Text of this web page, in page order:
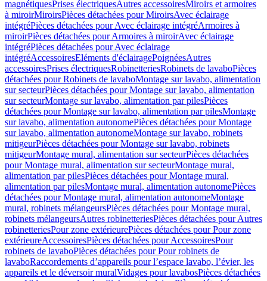
magnétiquesPrises électriquesAutres accessoiresMiroirs et armoires
à miroirMiroirsPièces détachées pour MiroirsAvec éclairage
intégréPièces détachées pour Avec éclairage intégréArmoires à
miroirPièces détachées pour Armoires à miroirAvec éclairage
intégréPièces détachées pour Avec éclairage
intégréAccessoiresEléments d'éclairagePoignéesAutres
accessoiresPrises électriquesRobinetteriesRobinets de lavaboPièces
détachées pour Robinets de lavaboMontage sur lavabo, alimentation
sur secteurPièces détachées pour Montage sur lavabo, alimentation
sur secteurMontage sur lavabo, alimentation par pilesPièces
détachées pour Montage sur lavabo, alimentation par pilesMontage
sur lavabo, alimentation autonomePièces détachées pour Montage
sur lavabo, alimentation autonomeMontage sur lavabo, robinets
mitigeurPièces détachées pour Montage sur lavabo, robinets
mitigeurMontage mural, alimentation sur secteurPièces détachées
pour Montage mural, alimentation sur secteurMontage mural,
alimentation par pilesPièces détachées pour Montage mural,
alimentation par pilesMontage mural, alimentation autonomePièces
détachées pour Montage mural, alimentation autonomeMontage
mural, robinets mélangeursPièces détachées pour Montage mural,
robinets mélangeursAutres robinetteriesPièces détachées pour Autres
robinetteriesPour zone extérieurePièces détachées pour Pour zone
extérieureAccessoiresPièces détachées pour AccessoiresPour
robinets de lavaboPièces détachées pour Pour robinets de
lavaboRaccordements d’appareils pour l’espace lavabo, l’évier, les
appareils et le déversoir muralVidages pour lavabosPièces détachées